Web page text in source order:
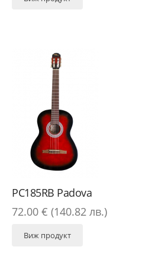
PC185RB Padova
72.00 € (140.82 лв.)
Виж продукт